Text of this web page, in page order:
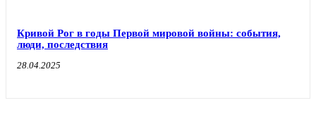
Кривой Рог в годы Первой мировой войны: события,
люди, последствия
28.04.2025